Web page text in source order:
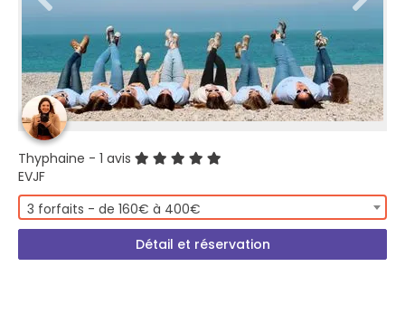
Thyphaine - 1 avis
EVJF
3 forfaits - de 160€ à 400€
Détail et réservation